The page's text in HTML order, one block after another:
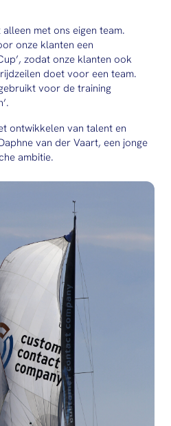
met ons eigen team.
onze klanten een
zodat onze klanten ook
doet voor een team.
voor de training
ontwikkelen van talent en
van der Vaart, een jonge
ambitie.